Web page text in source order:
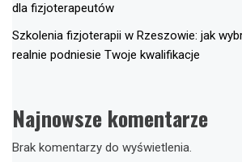
dla fizjoterapeutów
Szkolenia fizjoterapii w Rzeszowie: jak
realnie podniesie Twoje kwalifikacje
Najnowsze komentarze
Brak komentarzy do wyświetlenia.